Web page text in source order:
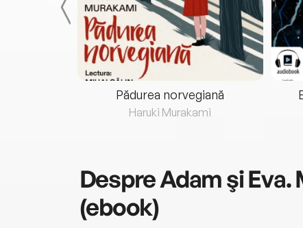
Pădurea norvegiană
Haruki Murakami
DespreAdam şi
(ebook)